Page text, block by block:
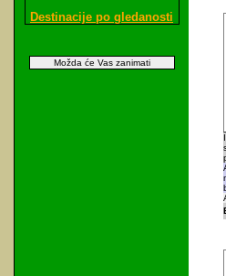
Destinacije po gledanosti
Možda će Vas zanimati